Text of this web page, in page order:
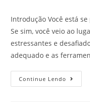
Introdução Você está
Se sim, você veio ao
estressantes e
adequado e as
Continue Lendo